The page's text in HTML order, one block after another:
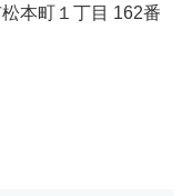
本町１丁目 162番